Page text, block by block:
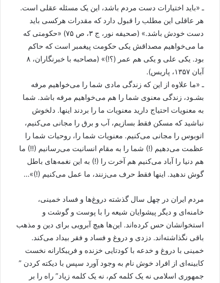
ـ «باید اختیارات دست مردم باشد، این یک مسئله عقلی است.
هر عاقلی این مطلب را قبول دارد که مقدرات هرکسی باید
دست خودش باشد.» (صحیفه نور، ج ۳، ص ۷۵) «حکومتی که
ما می‌خواهیم مصداقش یکی حکومت پیغمبر است که حاکم
بود. یکی علی و یکی هم عمر (؟!)» (مصاحبه با خبرنگاران، ۸
آبان ۱۳۵۷، پاریس).
ـ «ما علاوه از این که زندگی مادی شما را می‌خواهیم مرفه
بشـود، زندگی معنوی شما را هم می‌خواهیم مرفه باشد. شما
به معنویات احتیاج دارید معنویات ما را بردند اینها. دلخوش
نباشید که مسکن فقط بسازیم، آب و برق را مجانی می‌کنیم،
اتوبوس را مجانی می‌کنیم. معنویات شما را، روحیات شما را
عظمت می‌دهیم (!) شما را به مقام انسانیت می‌رسانیم (!!) ما
هم دنیا را آباد می‌کنیم هم آخرت را (!) به این نغمه‌های باطل
گوش ندهید. اینها فقط حرف می‌زنند، ما عمل می‌کنیم (!)»…
مردم ایران در چهل سال گذشته دروغ‌ها و فساد خمینی،
خامنه‌ای و دیگر پیشوایان شیعه را با پوست و گوشت و
استخوانشان حس کرده‌اند. این‌ها هیچ آبرویی برای دین و مذهب
باقی نگذاشته‌اند. دزدی و دروغ و فساد و فقر بیداد می‌کند.
خمینی با دروغ و خدعه با کودتایی خزنده و فریبکارانه نخست
کابینه‌ای از افراد خوش نام به وجود آورد سپس با دیکته کردن ”
جمهوری اسلامی نه یک کلمه کم، نه یک کلمه زیاد” راه را بر